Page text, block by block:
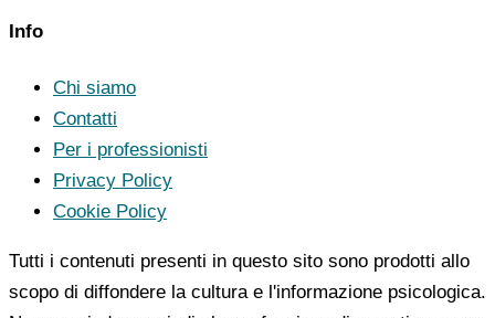
Info
Chi siamo
Contatti
Per i professionisti
Privacy Policy
Cookie Policy
Tutti i contenuti presenti in questo sito sono prodotti allo
scopo di diffondere la cultura e l'informazione psicologica.